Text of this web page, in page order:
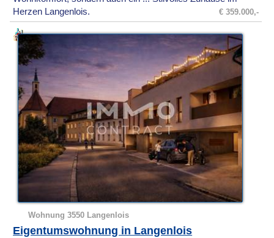
Herzen Langenlois.
€ 359.000,-
Wohnung 3550 Langenlois
Eigentumswohnung in Langenlois